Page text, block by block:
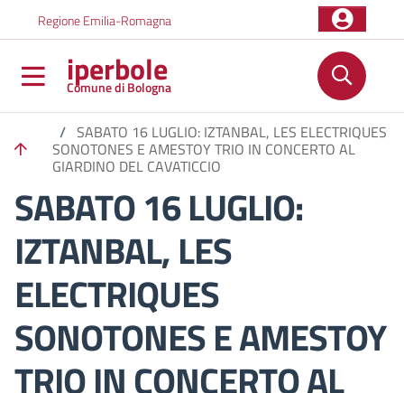
Regione Emilia-Romagna
iperbole
Comune di Bologna
/ SABATO 16 LUGLIO: IZTANBAL, LES ELECTRIQUES
SONOTONES E AMESTOY TRIO IN CONCERTO AL
GIARDINO DEL CAVATICCIO
SABATO 16 LUGLIO:
IZTANBAL, LES
ELECTRIQUES
SONOTONES E AMESTOY
TRIO IN CONCERTO AL